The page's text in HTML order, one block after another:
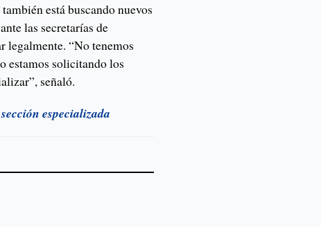
está buscando nuevos
las secretarías de
legalmente. “No tenemos
estamos solicitando los
señaló.
especializada